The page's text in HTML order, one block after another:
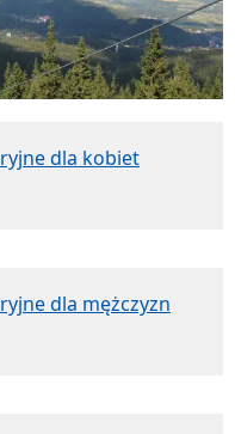
dla kobiet
dla mężczyzn